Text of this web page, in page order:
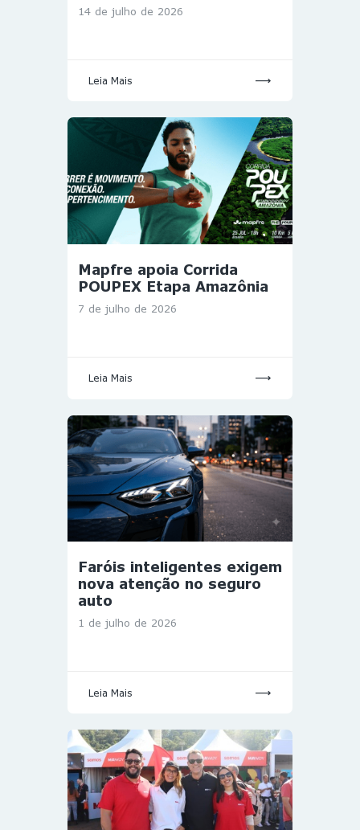
14 de julho de 2026
Leia Mais
Mapfre apoia Corrida
POUPEX Etapa Amazônia
7 de julho de 2026
Leia Mais
Faróis inteligentes exigem
nova atenção no seguro
auto
1 de julho de 2026
Leia Mais